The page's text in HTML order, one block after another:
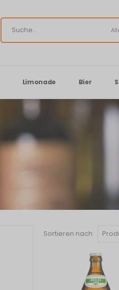
Limonade Bier
Sortieren nach